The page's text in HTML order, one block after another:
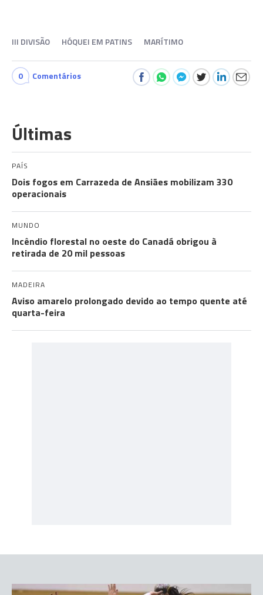
III DIVISÃO HÓQUEI EM PATINS MARÍTIMO
0 Comentários
Últimas
PAÍS
Dois fogos em Carrazeda de Ansiães mobilizam 330
operacionais
MUNDO
Incêndio florestal no oeste do Canadá obrigou à
retirada de 20 mil pessoas
MADEIRA
Aviso amarelo prolongado devido ao tempo quente até
quarta-feira